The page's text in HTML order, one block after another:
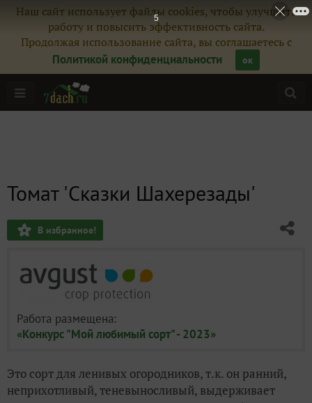
Наш сайт использует файлы cookies, чтобы улучшить
работу и повысить эффективность сайта.
Продолжая использование сайта, вы соглашаетесь с
Политикой конфиденциальности
ок
Томат 'Сказки Шахерезады'
В избранное!
Работа размещена:
«Конкурс "Мой любимый сорт" - 2023»
Это сорт для ленивых огородников, т.к. он ранний,
неприхотливый, теневыносливый, выдерживает
3